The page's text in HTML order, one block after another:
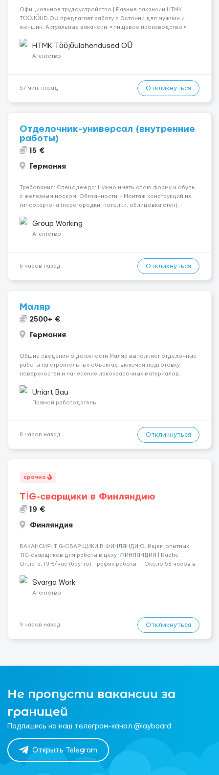
Официальное трудоустройство | Разные вакансии HTMK
TÖÖJÕUD OÜ предлагает работу в Эстонии для мужчин и
женщин. Актуальные вакансии: • пищевое производство •
склады и логистика • п...
HTMK Tööjõulahendused OÜ
Агентство
57 мин. назад Откликнуться
Отделочник-универсал (внутренние
работы)
15 €
Германия
Требования: Спецодежда: Нужно иметь свою форму и обувь
с железным носком. Обязанности: - Монтаж конструкций из
гипсокартона (перегородки, потолки, облицовка стен); -
малярных работ (шпатлевка, грунтовка, покраска); -
Штукатурные работы ...
Group Working
Агентство
6 часов назад Откликнуться
Маляр
2500+ €
Германия
Общие сведения о должности Маляр выполняет отделочные
работы на строительных объектах, включая подготовку
поверхностей и нанесение лакокрасочных материалов.
профессионалов на месте, приглашения делаем только для
профессионалов с доказательным портф...
Uniart Bau
Прямой работодатель
8 часов назад Откликнуться
срочно
TİG-сварщики в Финляндию
19 €
Финляндия
​​ВАКАНСИЯ: TIG-СВАРЩИКИ В ФИНЛЯНДИЮ. Ищем опытных
TIG-сварщиков для работы в цеху. ФИНЛЯНДИЯ | Raahe
Оплата: 19 €/час (брутто). График работы: — Около 58 часов в
переработки. Дата начала: — Как можно скорее....
Svarga Work
Агентство
9 часов назад Откликнуться
Не пропусти вакансии за
границей
Подпишись на наш телеграм-канал @layboard
Открыть Telegram